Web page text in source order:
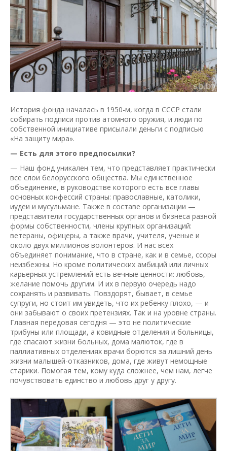
История фонда началась в 1950-м, когда в СССР стали
собирать подписи против атомного оружия, и люди по
собственной инициативе присылали деньги с подписью
«На защиту мира».
— Есть для этого предпосылки?
— Наш фонд уникален тем, что представляет практически
все слои белорусского общества. Мы единственное
объединение, в руководстве которого есть все главы
основных конфессий страны: православные, католики,
иудеи и мусульмане. Также в составе организации —
представители государственных органов и бизнеса разной
формы собственности, члены крупных организаций:
ветераны, офицеры, а также врачи, учителя, ученые и
около двух миллионов волонтеров. И нас всех
объединяет понимание, что в стране, как и в семье, ссоры
неизбежны. Но кроме политических амбиций или личных
карьерных устремлений есть вечные ценности: любовь,
желание помочь другим. И их в первую очередь надо
сохранять и развивать. Повздорят, бывает, в семье
супруги, но стоит им увидеть, что их ребенку плохо, — и
они забывают о своих претензиях. Так и на уровне страны.
Главная передовая сегодня — это не политические
трибуны или площади, а ковидные отделения и больницы,
где спасают жизни больных, дома малюток, где в
паллиативных отделениях врачи борются за лишний день
жизни малышей-отказников, дома, где живут немощные
старики. Помогая тем, кому куда сложнее, чем нам, легче
почувствовать единство и любовь друг у другу.